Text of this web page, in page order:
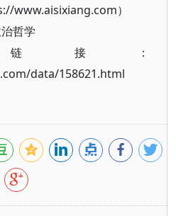
www.aisixiang.com）
哲学
接：
data/158621.html